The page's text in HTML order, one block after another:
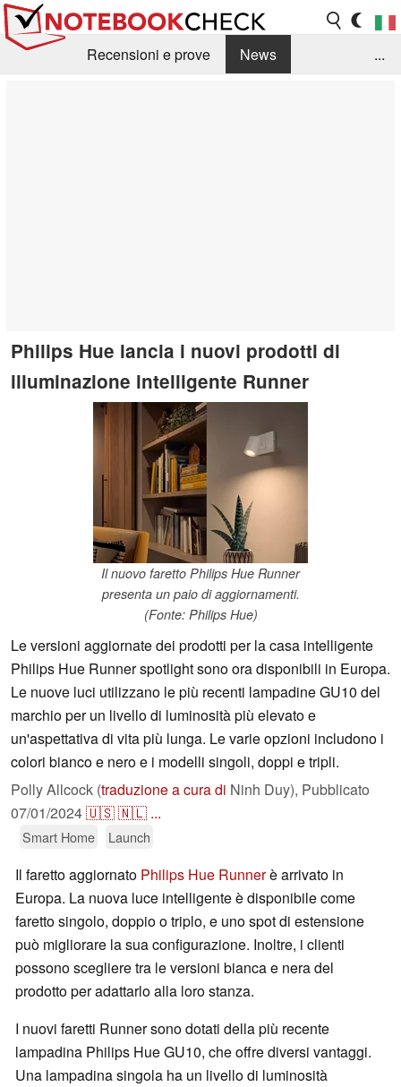
Recensioni e prove
News
...
Philips Hue lancia i nuovi prodotti di
illuminazione intelligente Runner
Il nuovo faretto Philips Hue Runner
presenta un paio di aggiornamenti.
(Fonte: Philips Hue)
Le versioni aggiornate dei prodotti per la casa intelligente
Philips Hue Runner spotlight sono ora disponibili in Europa.
Le nuove luci utilizzano le più recenti lampadine GU10 del
marchio per un livello di luminosità più elevato e
un'aspettativa di vita più lunga. Le varie opzioni includono i
colori bianco e nero e i modelli singoli, doppi e tripli.
Polly Allcock (traduzione a cura di Ninh Duy), Pubblicato
07/01/2024🇺🇸🇳🇱 ...
Smart Home Launch
Il faretto aggiornato Philips Hue Runnerè arrivato in
Europa. La nuova luce intelligente è disponibile come
faretto singolo, doppio o triplo, e uno spot di estensione
può migliorare la sua configurazione. Inoltre, i clienti
possono scegliere tra le versioni bianca e nera del
prodotto per adattarlo alla loro stanza.
I nuovi faretti Runner sono dotati della più recente
lampadina Philips Hue GU10, che offre diversi vantaggi.
Una lampadina singola ha un livello di luminosità